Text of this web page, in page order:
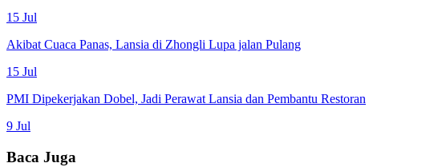
15 Jul
Akibat Cuaca Panas, Lansia di Zhongli Lupa jalan Pulang
15 Jul
PMI Dipekerjakan Dobel, Jadi Perawat Lansia dan Pembantu Restoran
9 Jul
Baca Juga